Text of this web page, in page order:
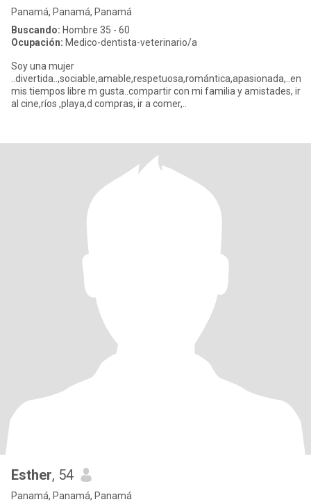
Panamá, Panamá, Panamá
Buscando: Hombre 35 - 60
Ocupación: Medico-dentista-veterinario/a
Soy una mujer
..divertida..,sociable,amable,respetuosa,romántica,apasionada,..en
mis tiempos libre m gusta..compartir con mi familia y amistades, ir
al cine,ríos ,playa,d compras, ir a comer,..
Esther, 54
Panamá, Panamá, Panamá